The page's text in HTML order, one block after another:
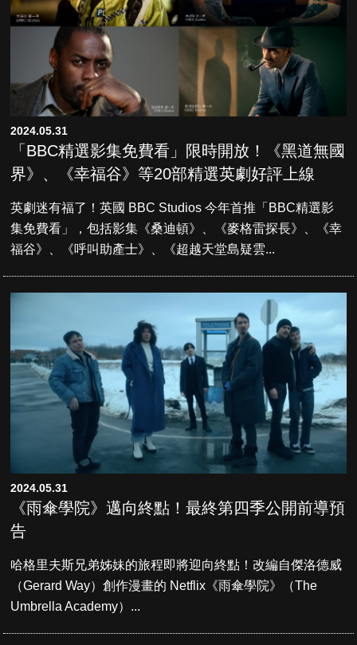
2024.05.31
「BBC精選影集免費看」限時開放！《黑道無國
界》、《幸福谷》等20部精選英劇好評上線
英劇迷有福了！英國 BBC Studios 今年首推「BBC精選影
集免費看」，包括影集《桑迪頓》、《麥格雷探長》、《幸
福谷》、《呼叫助產士》、《超越天堂島疑雲...
2024.05.31
《雨傘學院》邁向終點！最終第四季公開前導預
告
哈格里夫斯兄弟姊妹的旅程即將迎向終點！改編自傑洛德威
（Gerard Way）創作漫畫的 Netflix《雨傘學院》（The
Umbrella Academy）...